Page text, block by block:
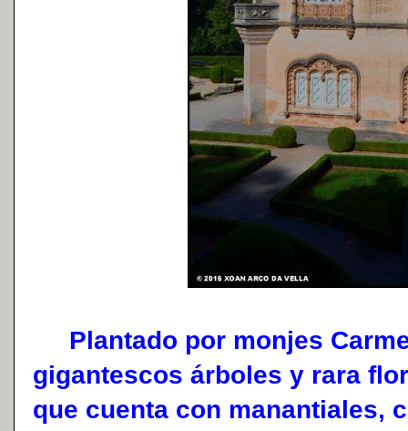
Plantado por monjes
gigantescos árboles y rara
que cuenta con manantiales,